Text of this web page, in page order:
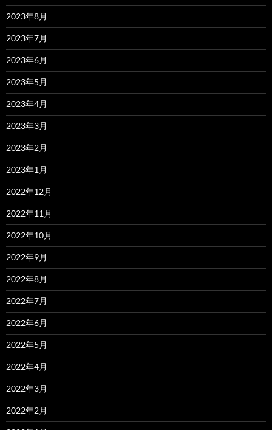
2023年8月
2023年7月
2023年6月
2023年5月
2023年4月
2023年3月
2023年2月
2023年1月
2022年12月
2022年11月
2022年10月
2022年9月
2022年8月
2022年7月
2022年6月
2022年5月
2022年4月
2022年3月
2022年2月